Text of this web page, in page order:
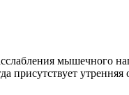
мышечного
присутствует